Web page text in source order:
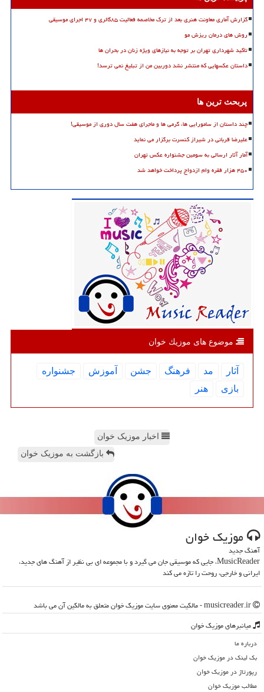
گزارش آماری معاونت هنری بعد از ترک مخاصمه فعالیت ۸۵گالری و ۴۷ اجرای موسیقی
روش های درمان ریزش مو
تاکید شهرداری تهران بر توجه به نیازهای ویژه زنان در بحران ها
داستان عکسهایی که منتشر نشد دوربین من از تبلیغ نمی ترسد!
پربحث ترین ها
چند داستان از سامورایی ها، گرمی ها و ماجرای هفت سال دوری از موسیقی!
علیرضا قربانی در شیراز کنسرت برگزار می نماید
آمار آثار ارسالی به سومین جشنواره عکس تهران
۴۵۰ هزار فقره وام ازدواج پرداخت خواهد شد
موضوع های موزیك خوان
آثار مد فرهنگ جشن آموزش
جشنواره
بازی
هنر
اخبار موزیک خوان
بازگشت به موزیک خوان
موزیك خوان
آهنگ جدید
MusicReader، جایی که موسیقی جان می گیرد و با مجموعه ای بی نظیر از آهنگ های جدید،
ایرانی و خارجی، روحت را تازه می کند
میانبرهای موزیك خوان
درباره ما
بک لینک در موزیك خوان
رپورتاژ در موزیك خوان
مطالب موزیك خوان